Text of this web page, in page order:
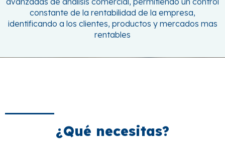
constante de la rentabilidad de la empresa,
identificando a los clientes, productos y mercados mas
rentables
¿Qué necesitas?